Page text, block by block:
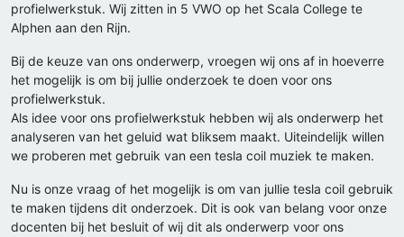
profielwerkstuk. Wij zitten in 5 VWO op het Scala College te
Alphen aan den Rijn.
Bij de keuze van ons onderwerp, vroegen wij ons af in hoeverre
het mogelijk is om bij jullie onderzoek te doen voor ons
profielwerkstuk.
Als idee voor ons profielwerkstuk hebben wij als onderwerp het
analyseren van het geluid wat bliksem maakt. Uiteindelijk willen
we proberen met gebruik van een tesla coil muziek te maken.
Nu is onze vraag of het mogelijk is om van jullie tesla coil gebruik
te maken tijdens dit onderzoek. Dit is ook van belang voor onze
docenten bij het besluit of wij dit als onderwerp voor ons